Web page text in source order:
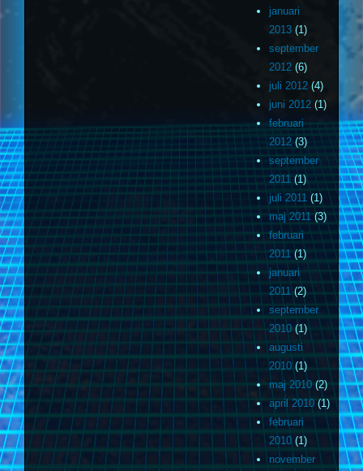
januari
2013(1)
september
2012(6)
juli 2012(4)
juni 2012(1)
februari
2012(3)
september
2011(1)
juli 2011(1)
maj 2011(3)
februari
2011(1)
januari
2011(2)
september
2010(1)
augusti
2010(1)
maj 2010(2)
april 2010(1)
februari
2010(1)
november